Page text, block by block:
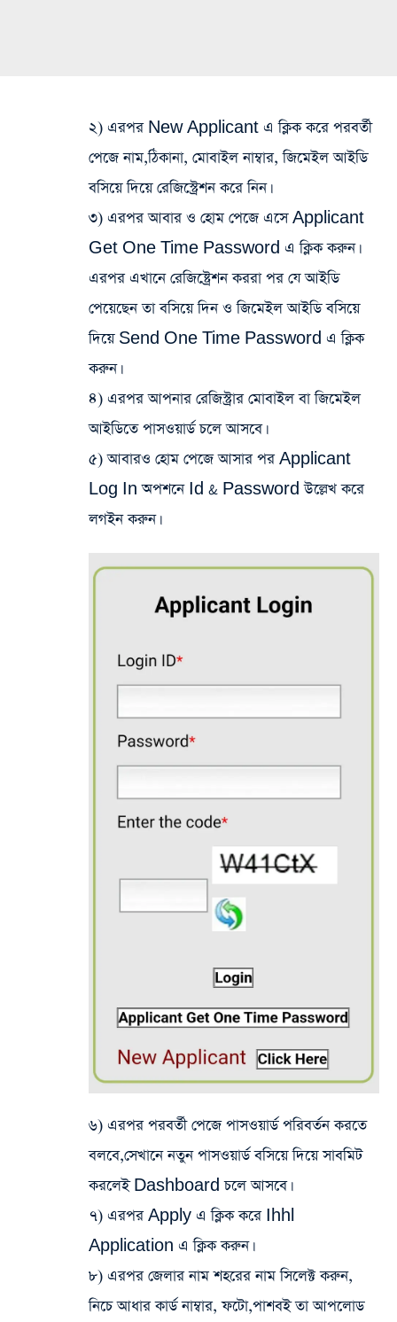
২) এরপর New Applicant এ ক্লিক করে পরবর্তী
পেজে নাম,ঠিকানা, মোবাইল নাম্বার, জিমেইল আইডি
বসিয়ে দিয়ে রেজিস্ট্রেশন করে নিন।
৩) এরপর আবার ও হোম পেজে এসে Applicant
Get One Time Password এ ক্লিক করুন।
এরপর এখানে রেজিষ্ট্রেশন কররা পর যে আইডি
পেয়েছেন তা বসিয়ে দিন ও জিমেইল আইডি বসিয়ে
দিয়ে Send One Time Password এ ক্লিক
করুন।
৪) এরপর আপনার রেজিস্ট্রার মোবাইল বা জিমেইল
আইডিতে পাসওয়ার্ড চলে আসবে।
৫) আবারও হোম পেজে আসার পর Applicant
Log In অপশনে Id & Password উল্লেখ করে
লগইন করুন।
৬) এরপর পরবর্তী পেজে পাসওয়ার্ড পরিবর্তন করতে
বলবে,সেখানে নতুন পাসওয়ার্ড বসিয়ে দিয়ে সাবমিট
করলেই Dashboard চলে আসবে।
৭) এরপর Apply এ ক্লিক করে Ihhl
Application এ ক্লিক করুন।
৮) এরপর জেলার নাম শহরের নাম সিলেক্ট করুন,
নিচে আধার কার্ড নাম্বার, ফটো,পাশবই তা আপলোড